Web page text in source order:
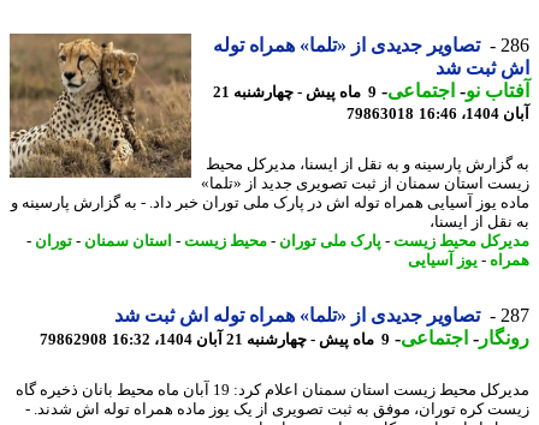
تصاویر جدیدی از «تلما» همراه توله
ثبت شد
نو- اجتماعی-
9 ماه پیش - چهارشنبه 21
79863018
پارسینه و به نقل از ایسنا، مدیرکل محیط
استان سمنان از ثبت تصویری جدید از «تلما»
یوز آسیایی همراه توله اش در پارک ملی توران خبر داد. - به گزارش پارسینه و
از ایسنا،
محیط زیست-پارک ملی توران- محیط زیست-استان سمنان-توران-
- یوز آسیایی
تصاویر جدیدی از «تلما» همراه توله اش ثبت شد
-اجتماعی-9 ماه پیش - چهارشنبه 21 آبان 1404، 16:32 79862908
مدیرکل محیط زیست استان سمنان اعلام کرد: 19 آبان ماه محیط بانان ذخیره گاه
کره توران، موفق به ثبت تصویری از یک یوز ماده همراه توله اش شدند. -